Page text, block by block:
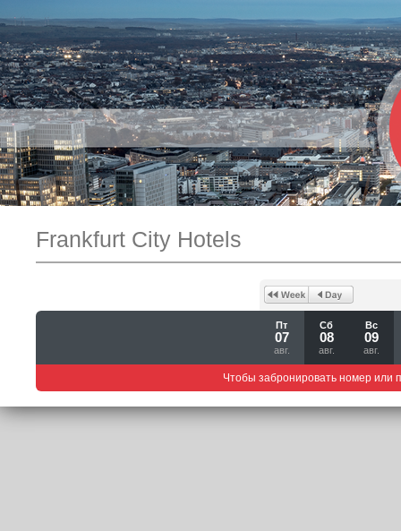
Frankfurt City Hotels
Пт
07
авг.
Сб
08
авг.
Вс
09
авг.
Чтобы забронировать номер